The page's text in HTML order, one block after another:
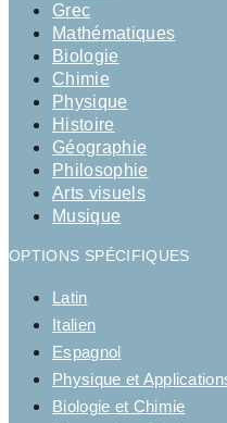
Grec
Mathématiques
Biologie
Chimie
Physique
Histoire
Géographie
Philosophie
Arts visuels
Musique
OPTIONS SPÉCIFIQUES
Latin
Italien
Espagnol
Physique et
Biologie et Chimie